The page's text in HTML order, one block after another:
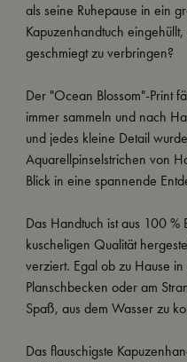
als seine Ruhepause in ein
Kapuzenhandtuch
geschmiegt zu verbringen?
Der "Ocean Blossom"-Print
immer sammeln und nach
und jedes kleine Detail
Aquarellpinselstrichen von
Blick in eine spannende
Das Handtuch ist aus 100
kuscheligen Qualität
verziert. Egal ob zu Hause
Planschbecken oder am
Spaß, aus dem Wasser zu
Das flauschigste